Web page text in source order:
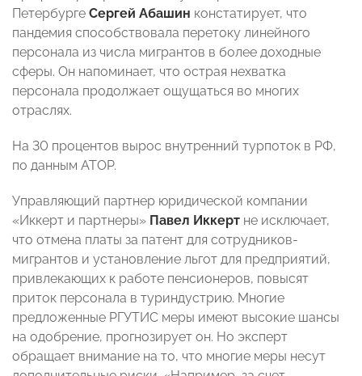
Петербурге Сергей Абашин констатирует, что
пандемия способствовала перетоку линейного
персонала из числа мигрантов в более доходные
сферы. Он напоминает, что острая нехватка
персонала продолжает ощущаться во многих
отраслях.
На 30 процентов вырос внутренний турпоток в РФ,
по данным АТОР.
Управляющий партнер юридической компании
«Иккерт и партнеры» Павел Иккерт не исключает,
что отмена платы за патент для сотрудников-
мигрантов и установление льгот для предприятий,
привлекающих к работе пенсионеров, повысят
приток персонала в туриндустрию. Многие
предложенные РГУТИС меры имеют высокие шансы
на одобрение, прогнозирует он. Но эксперт
обращает внимание на то, что многие меры несут